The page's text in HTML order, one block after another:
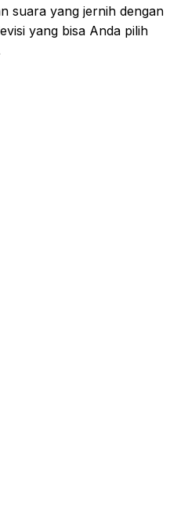
suara yang jernih dengan
yang bisa Anda pilih